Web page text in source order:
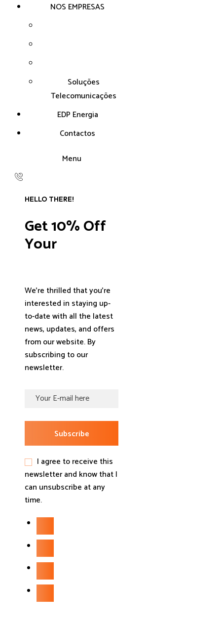
NOS EMPRESAS
Soluções
Telecomunicações
EDP Energia
Contactos
Menu
HELLO THERE!
Get 10% Off
Your
We're thrilled that you're
interested in staying up-
to-date with all the latest
news, updates, and offers
from our website. By
subscribing to our
newsletter.
Subscribe
I agree to receive this
newsletter and know that I
can unsubscribe at any
time.